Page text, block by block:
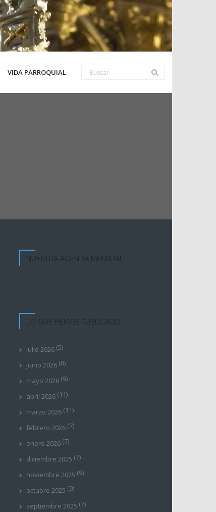
VIDA PARROQUIAL
NUESTRA AGENDA MENSUAL:
LO QUE HEMOS PUBLICADO
julio 2026 (5)
junio 2026 (8)
mayo 2026 (9)
abril 2026 (11)
marzo 2026 (11)
febrero 2026 (7)
enero 2026 (7)
diciembre 2025 (7)
noviembre 2025 (9)
octubre 2025 (9)
septiembre 2025 (7)